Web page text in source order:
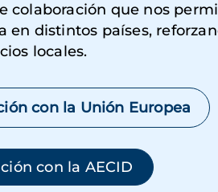
colaboración que nos
en distintos países,
locales.
con la Unión Europea
con la AECID